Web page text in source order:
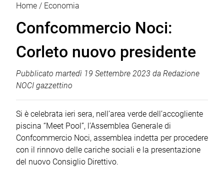
Home Economia
Confcommercio Noci:
Corleto nuovo presidente
Pubblicato martedì 19 Settembre 2023 da Redazione
NOCI gazzettino
Si è celebrata ieri sera, nell’area verde dell’accogliente
piscina “Meet Pool”, l’Assemblea Generale di
Confcommercio Noci, assemblea indetta per procedere
con il rinnovo delle cariche sociali e la presentazione
del nuovo Consiglio Direttivo.